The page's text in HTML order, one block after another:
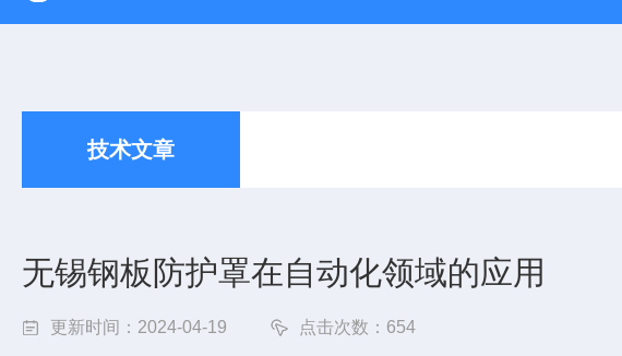
技术文章
无锡钢板防护罩在自动化领域的应用
更新时间：2024-04-19 点击次数：654